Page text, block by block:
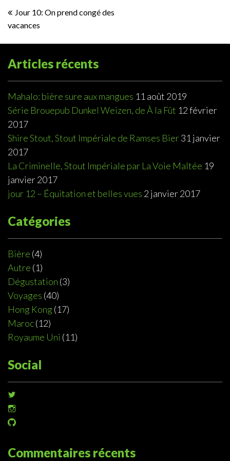
Navigation
de
l’article
Jour 10: On prend congé des
vacances
Articles récents
Mahalo: bière sure aux mangues 11 août 2019
Série Brouepub Dunkel Weizen, de À la Fût 12 février
2017
Shire Stout, Stout Impériale de Ramses Bier31 janvier
2017
La Criminelle, Stout Impériale par La Voie Maltée 19
janvier 2017
jour 12 – Équitation et belles vues 2 janvier 2017
Catégories
Bière (4)
Autre (1)
Dégustation (3)
Voyages (40)
Hong Kong (17)
Maroc(12)
Royaume Uni (11)
Social
de
@sophiedeziel
profil
sur
Instagram
Voir
de
@sophiedeziel
Commentaires récents